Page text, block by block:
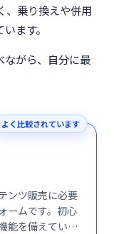
、乗り換えや併用
ます。
ながら、自分に最
よく比較されています
ンツ販売に必要
ームです。初心
能を備えていま